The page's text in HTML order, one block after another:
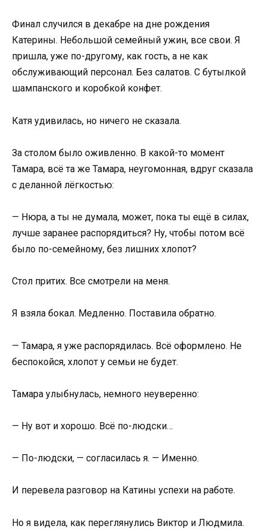
Финал случился в декабре на дне рождения
Катерины. Небольшой семейный ужин, все свои. Я
пришла, уже по-другому, как гость, а не как
обслуживающий персонал. Без салатов. С бутылкой
шампанского и коробкой конфет.
Катя удивилась, но ничего не сказала.
За столом было оживленно. В какой-то момент
Тамара, всё та же Тамара, неугомонная, вдруг сказала
с деланной лёгкостью:
— Нюра, а ты не думала, может, пока ты ещё в силах,
лучше заранее распорядиться? Ну, чтобы потом всё
было по-семейному, без лишних хлопот?
Стол притих. Все смотрели на меня.
Я взяла бокал. Медленно. Поставила обратно.
— Тамара, я уже распорядилась. Всё оформлено. Не
беспокойся, хлопот у семьи не будет.
Тамара улыбнулась, немного неуверенно:
— Ну вот и хорошо. Всё по-людски…
— По-людски, — согласилась я. — Именно.
И перевела разговор на Катины успехи на работе.
Но я видела, как переглянулись Виктор и Людмила.